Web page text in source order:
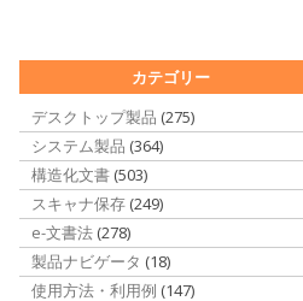
カテゴリー
デスクトップ製品 (275)
システム製品 (364)
構造化文書 (503)
スキャナ保存 (249)
e-文書法 (278)
製品ナビゲータ (18)
使用方法・利用例 (147)